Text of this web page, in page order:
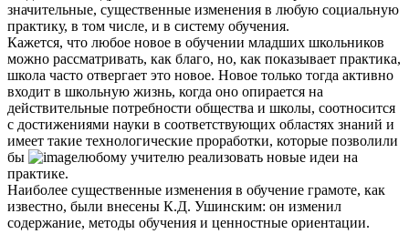
значительные, существенные изменения в любую социальную
практику, в том числе, и в систему обучения.
Кажется, что любое новое в обучении младших школьников
можно рассматривать, как благо, но, как показывает практика,
школа часто отвергает это новое. Новое только тогда активно
входит в школьную жизнь, когда оно опирается на
действительные потребности общества и школы, соотносится
с достижениями науки в соответствующих областях знаний и
имеет такие технологические проработки, которые позволили
бы
любому учителю реализовать новые идеи на
практике.
Наиболее существенные изменения в обучение грамоте, как
известно, были внесены К.Д. Ушинским: он изменил
содержание, методы обучения и ценностные ориентации.